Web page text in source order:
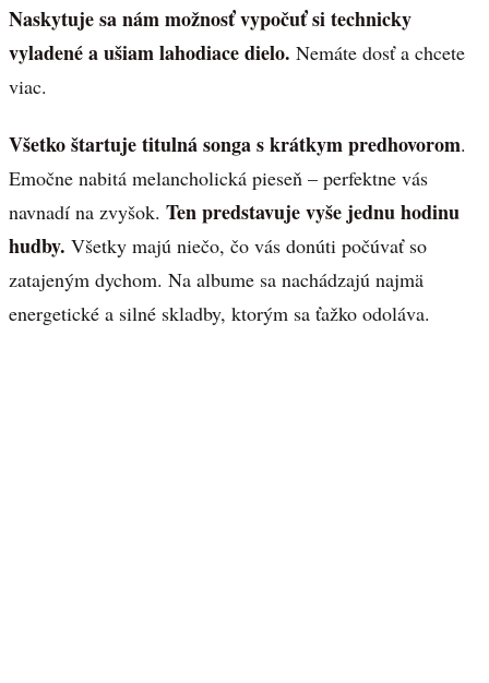
Naskytuje sa nám možnosť vypočuť si technicky
vyladené a ušiam lahodiace dielo. Nemáte dosť a chcete
viac.
Všetko štartuje titulná songa s krátkym predhovorom.
Emočne nabitá melancholická pieseň – perfektne vás
navnadí na zvyšok. Ten predstavuje vyše jednu hodinu
hudby. Všetky majú niečo, čo vás donúti počúvať so
zatajeným dychom. Na albume sa nachádzajú najmä
energetické a silné skladby, ktorým sa ťažko odoláva.